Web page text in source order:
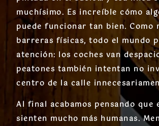
muchísimo. Es increíble cómo
puede funcionar tan bien. Como
barreras físicas, todo el mundo
atención: los coches van
peatones también intentan no
centro de la calle
Al final acabamos pensando que
sienten mucho más humanas.